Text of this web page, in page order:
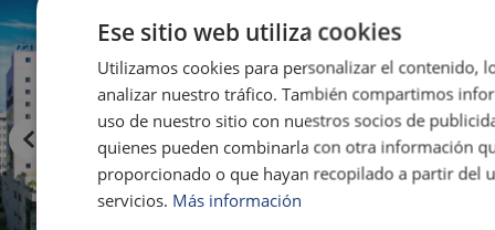
Ese sitio web utiliza cookies
Utilizamos cookies para personalizar el contenido,
analizar nuestro tráfico. También compartimos
uso de nuestro sitio con nuestros socios de
quienes pueden combinarla con otra información
proporcionado o que hayan recopilado a partir del
servicios. Más información